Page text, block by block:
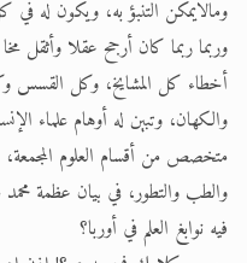
ومالايمكن التنبؤ به، ويكون
وربما ربما كان أرجح عقلا
أخطاء كل المشايخ، وكل القسس
والكهان، وتبين له أوهام علماء
متخصص من أقسام العلوم المجمعة،
والطب والتطور، في بيان عظمة محمد
فيه نوابغ العلم في أوربا؟